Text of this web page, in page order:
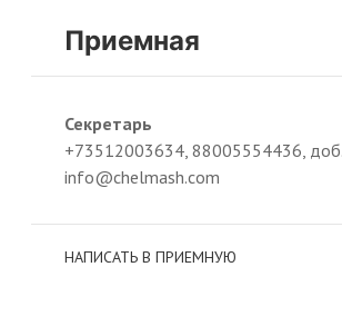
Приемная
Секретарь
+73512003634, 88005554436,
info@chelmash.com
НАПИСАТЬ В ПРИЕМНУЮ